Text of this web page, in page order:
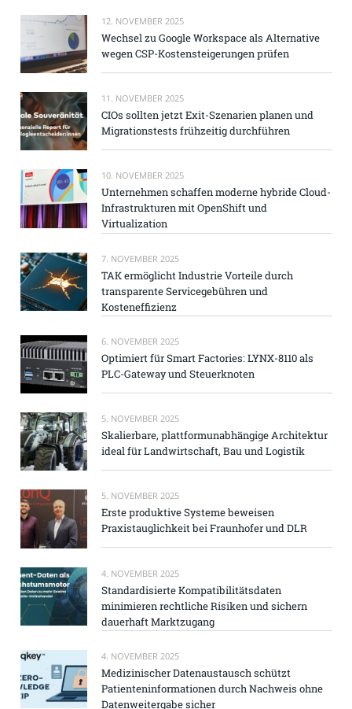
12. NOVEMBER 2025
Wechsel zu Google Workspace als Alternative
wegen CSP-Kostensteigerungen prüfen
11. NOVEMBER 2025
CIOs sollten jetzt Exit-Szenarien planen und
Migrationstests frühzeitig durchführen
10. NOVEMBER 2025
Unternehmen schaffen moderne hybride Cloud-
Infrastrukturen mit OpenShift und
Virtualization
7. NOVEMBER 2025
TAK ermöglicht Industrie Vorteile durch
transparente Servicegebühren und
Kosteneffizienz
6. NOVEMBER 2025
Optimiert für Smart Factories: LYNX-8110 als
PLC-Gateway und Steuerknoten
5. NOVEMBER 2025
Skalierbare, plattformunabhängige Architektur
ideal für Landwirtschaft, Bau und Logistik
5. NOVEMBER 2025
Erste produktive Systeme beweisen
Praxistauglichkeit bei Fraunhofer und DLR
4. NOVEMBER 2025
Standardisierte Kompatibilitätsdaten
minimieren rechtliche Risiken und sichern
dauerhaft Marktzugang
4. NOVEMBER 2025
Medizinischer Datenaustausch schützt
Patienteninformationen durch Nachweis ohne
Datenweitergabe sicher